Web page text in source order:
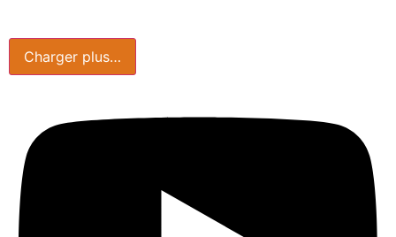
Charger plus…